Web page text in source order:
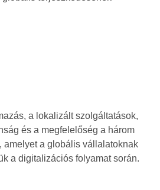
a lokalizált szolgáltatások,
és a megfelelőség a három
amelyet a globális vállalatoknak
a digitalizációs folyamat során.